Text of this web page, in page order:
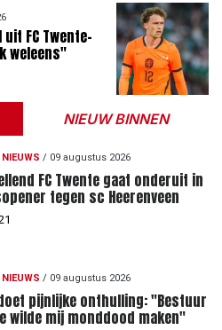
FC Twente-
weleens"
NIEUW BINNEN
/ 09 augustus 2026
FC Twente gaat onderuit in
tegen sc Heerenveen
NIEUWS / 09 augustus 2026
pijnlijke onthulling: "Bestuur
wilde mij monddood maken"